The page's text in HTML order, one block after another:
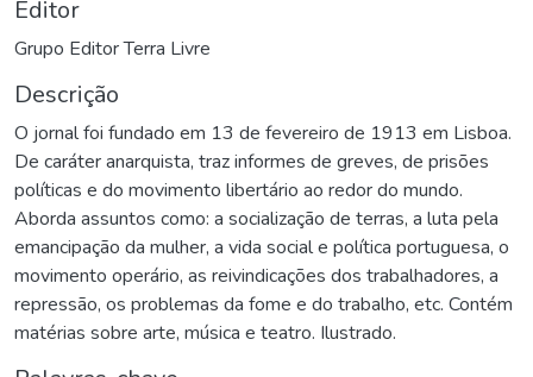
Editor
Grupo Editor Terra Livre
Descrição
O jornal foi fundado em 13 de fevereiro de 1913 em Lisboa.
De caráter anarquista, traz informes de greves, de prisões
políticas e do movimento libertário ao redor do mundo.
Aborda assuntos como: a socialização de terras, a luta pela
emancipação da mulher, a vida social e política portuguesa, o
movimento operário, as reivindicações dos trabalhadores, a
repressão, os problemas da fome e do trabalho, etc. Contém
matérias sobre arte, música e teatro. Ilustrado.